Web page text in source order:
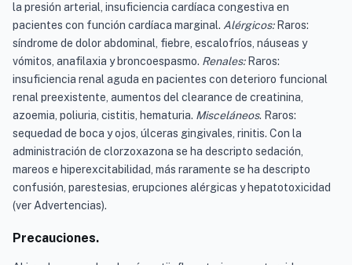
la presión arterial, insuficiencia cardíaca congestiva en
pacientes con función cardíaca marginal. Alérgicos: Raros:
síndrome de dolor abdominal, fiebre, escalofríos, náuseas y
vómitos, anafilaxia y broncoespasmo. Renales: Raros:
insuficiencia renal aguda en pacientes con deterioro funcional
renal preexistente, aumentos del clearance de creatinina,
azoemia, poliuria, cistitis, hematuria. Misceláneos. Raros:
sequedad de boca y ojos, úlceras gingivales, rinitis. Con la
administración de clorzoxazona se ha descripto sedación,
mareos e hiperexcitabilidad, más raramente se ha descripto
confusión, parestesias, erupciones alérgicas y hepatotoxicidad
(ver Advertencias).
Precauciones.